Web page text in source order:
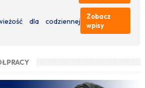
dla codziennej
Zobacz
wpisy